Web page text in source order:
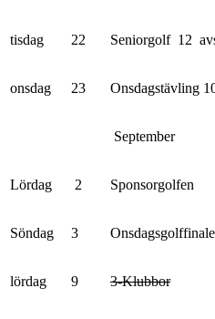
tisdag 22 Seniorgolf 12
onsdag 23 Onsdagstävling
September
Lördag 2 Sponsorgolfen
Söndag 3
lördag 9 3-Klubbor